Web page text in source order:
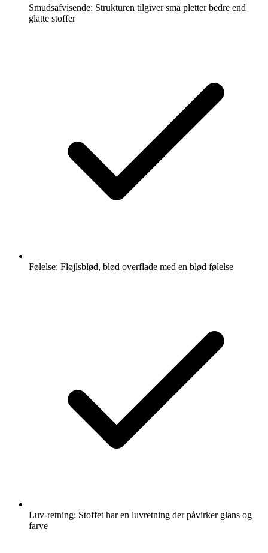
Smudsafvisende: Strukturen tilgiver små pletter bedre end
glatte stoffer
Følelse: Fløjlsblød, blød overflade med en blød følelse
Luv-retning: Stoffet har en luvretning der påvirker glans og
farve